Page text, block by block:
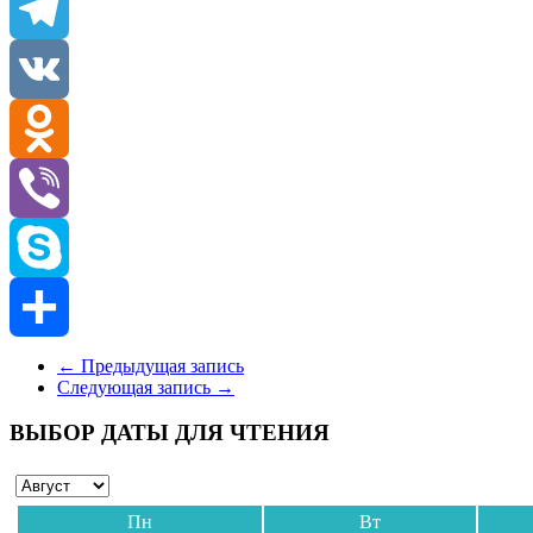
Email
Telegram
VK
Odnoklassniki
Viber
Skype
Отправить
← Предыдущая запись
Следующая запись →
ВЫБОР ДАТЫ ДЛЯ ЧТЕНИЯ
Пн Вт